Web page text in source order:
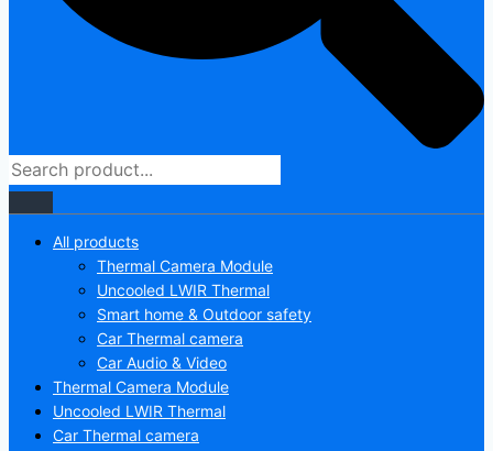
All products
Thermal Camera Module
Uncooled LWIR Thermal
Smart home & Outdoor safety
Car Thermal camera
Car Audio & Video
Thermal Camera Module
Uncooled LWIR Thermal
Car Thermal camera